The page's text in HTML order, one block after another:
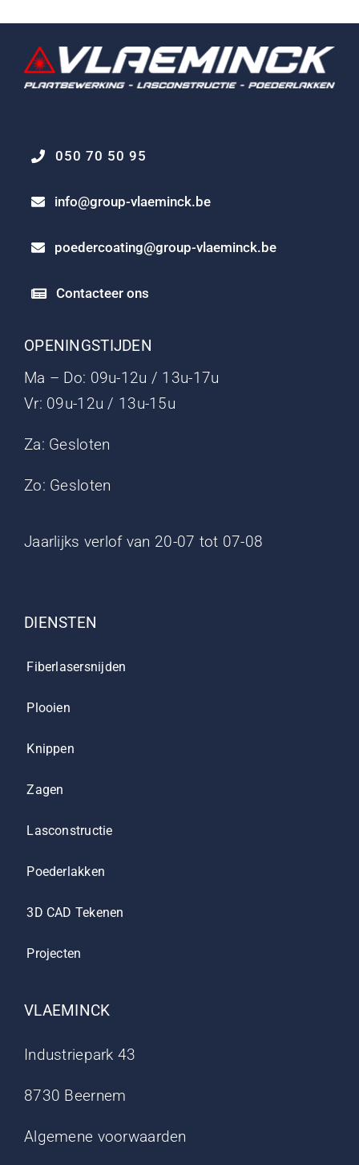
050 70 50 95
info@group-vlaeminck.be
poedercoating@group-vlaeminck.be
Contacteer ons
OPENINGSTIJDEN
Ma – Do: 09u-12u / 13u-17u
Vr: 09u-12u / 13u-15u
Za: Gesloten
Zo: Gesloten
Jaarlijks verlof van 20-07 tot 07-08
DIENSTEN
Fiberlasersnijden
Plooien
Knippen
Zagen
Lasconstructie
Poederlakken
3D CAD Tekenen
Projecten
VLAEMINCK
Industriepark 43
8730 Beernem
Algemene voorwaarden